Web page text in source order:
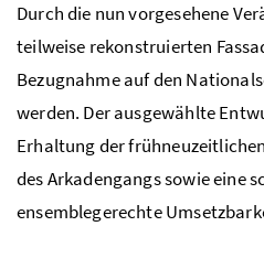
Durch die nun vorgesehene
teilweise rekonstruierten
Bezugnahme auf den
werden. Der ausgewählte
Erhaltung der
des Arkadengangs sowie eine
ensemblegerechte